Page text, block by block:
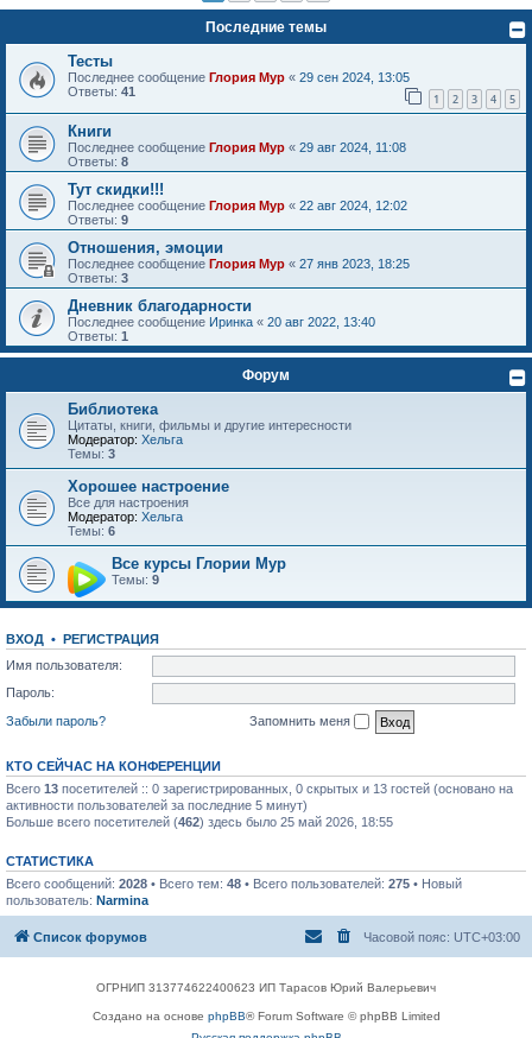
Последние темы
Тесты
Последнее сообщение Глория Мур « 29 сен 2024, 13:05
Ответы: 41 1 2 3 4 5
Книги
Последнее сообщение Глория Мур « 29 авг 2024, 11:08
Ответы: 8
Тут скидки!!!
Последнее сообщение Глория Мур « 22 авг 2024, 12:02
Ответы: 9
Отношения, эмоции
Последнее сообщение Глория Мур « 27 янв 2023, 18:25
Ответы: 3
Дневник благодарности
Последнее сообщение Иринка « 20 авг 2022, 13:40
Ответы: 1
Форум
Библиотека
Цитаты, книги, фильмы и другие интересности
Модератор: Хельга
Темы: 3
Хорошее настроение
Все для настроения
Модератор: Хельга
Темы: 6
Все курсы Глории Мур
Темы: 9
ВХОД • РЕГИСТРАЦИЯ
Имя пользователя:
Пароль:
Забыли пароль?
Запомнить меня
КТО СЕЙЧАС НА КОНФЕРЕНЦИИ
Всего 13 посетителей :: 0 зарегистрированных, 0 скрытых и 13 гостей (основано на
активности пользователей за последние 5 минут)
Больше всего посетителей (462) здесь было 25 май 2026, 18:55
СТАТИСТИКА
Всего сообщений: 2028 • Всего тем: 48 • Всего пользователей: 275 • Новый
пользователь: Narmina
Список форумов Часовой пояс: UTC+03:00
ОГРНИП 313774622400623 ИП Тарасов Юрий Валерьевич
Создано на основе phpBB® Forum Software © phpBB Limited